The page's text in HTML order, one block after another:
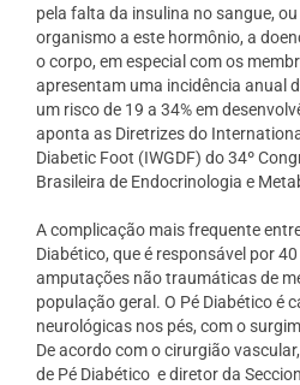
pela falta da insulina no sangue,
organismo a este hormônio, a
o corpo, em especial com os
apresentam uma incidência anual
um risco de 19 a 34% em
aponta as Diretrizes do
Diabetic Foot (IWGDF) do 34º
Brasileira de Endocrinologia e
A complicação mais frequente
Diabético, que é responsável por
amputações não traumáticas de
população geral. O Pé Diabético é
neurológicas nos pés, com o
De acordo com o cirurgião
de Pé Diabético e diretor da